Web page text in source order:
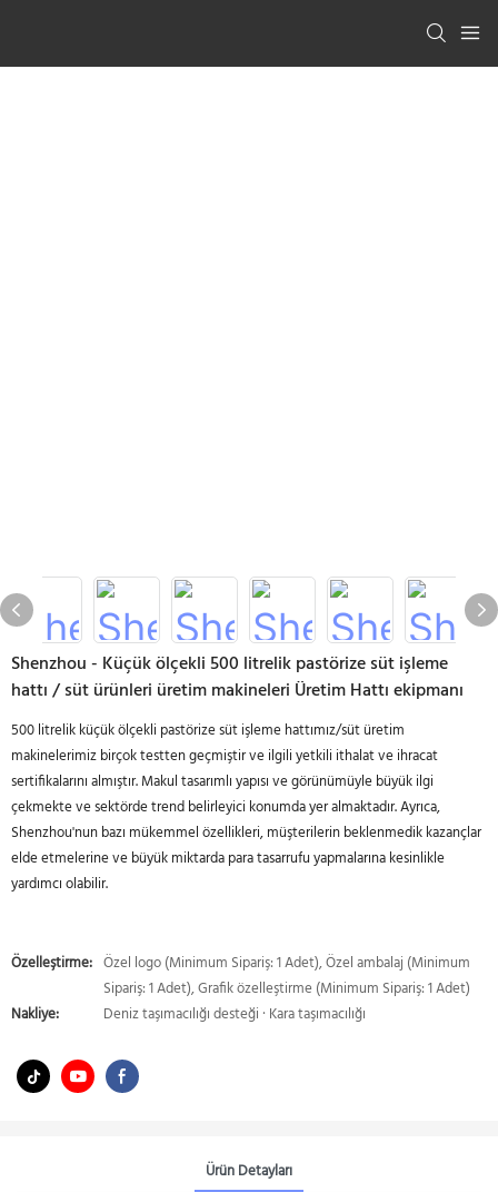
Shenzhou - Küçük ölçekli 500 litrelik pastörize süt işleme
hattı / süt ürünleri üretim makineleri Üretim Hattı ekipmanı
500 litrelik küçük ölçekli pastörize süt işleme hattımız/süt üretim
makinelerimiz birçok testten geçmiştir ve ilgili yetkili ithalat ve ihracat
sertifikalarını almıştır. Makul tasarımlı yapısı ve görünümüyle büyük ilgi
çekmekte ve sektörde trend belirleyici konumda yer almaktadır. Ayrıca,
Shenzhou'nun bazı mükemmel özellikleri, müşterilerin beklenmedik kazançlar
elde etmelerine ve büyük miktarda para tasarrufu yapmalarına kesinlikle
yardımcı olabilir.
Özelleştirme: Özel logo (Minimum Sipariş: 1 Adet), Özel ambalaj (Minimum
Sipariş: 1 Adet), Grafik özelleştirme (Minimum Sipariş: 1 Adet)
Nakliye:
Deniz taşımacılığı desteği · Kara taşımacılığı
Ürün Detayları